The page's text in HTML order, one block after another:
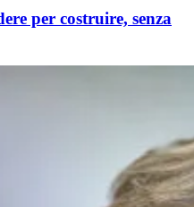
per costruire, senza